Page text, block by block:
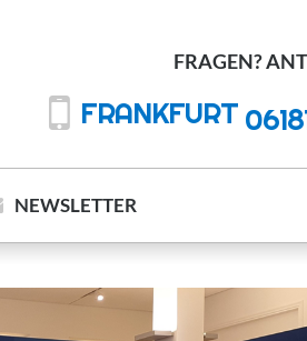
FRAGEN?
FRANKFURT
NEWSLETTER